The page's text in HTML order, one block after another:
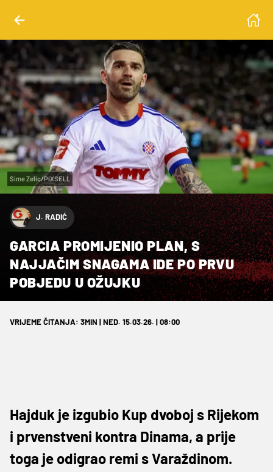
Sime Zelic/PIXSELL
J. RADIĆ
GARCIA PROMIJENIO PLAN, S
NAJJAČIM SNAGAMA IDE PO PRVU
POBJEDU U OŽUJKU
VRIJEME ČITANJA: 3MIN | NED. 15.03.26. | 08:00
Hajduk je izgubio Kup dvoboj s Rijekom
i prvenstveni kontra Dinama, a prije
toga je odigrao remi s Varaždinom.